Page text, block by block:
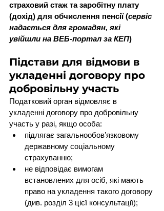
страховий стаж та заробітну плату
(дохід) для обчислення пенсії (сервіс
надається для громадян, які
увійшли на ВЕБ-портал за КЕП)
Підстави для відмови в
укладенні договору про
добровільну участь
Податковий орган відмовляє в
укладенні договору про добровільну
участь у разі, якщо особа:
підлягає загальнообов’язковому
державному соціальному
страхуванню;
не відповідає вимогам
встановлених для осіб, які мають
право на укладення такого договору
(див. розділ 3 цієї консультації);